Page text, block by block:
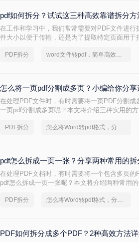
pdf如何拆分？试试这三种高效靠谱拆分方
在工作和学习中，我们常常需要对PDF文件进
件大小以便于传输，还是为了提取特定页面用
件。
PDF拆分 word文件转pdf，简单高效的转换方法
怎么将一页pdf分割成多页？小编给你分享
在处理PDF文件时，有时需要将一页PDF分割
一页pdf分割成多页呢？本文将介绍三种实用的
PDF拆分 怎么将Word转pdf格式，分享一种简单的方法
pdf怎么拆成一页一张？分享两种常用的拆
在处理PDF文档时，有时需要将一个包含多页
pdf怎么拆成一页一张呢？本文将介绍两种常用的
PDF拆分 怎么将Word转pdf格式，分享一种简单的方法
PDF如何拆分成多个PDF？2种高效方法